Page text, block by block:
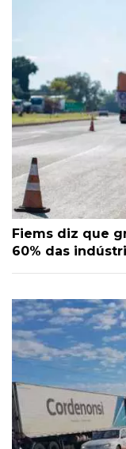
Fiems diz que
60% das